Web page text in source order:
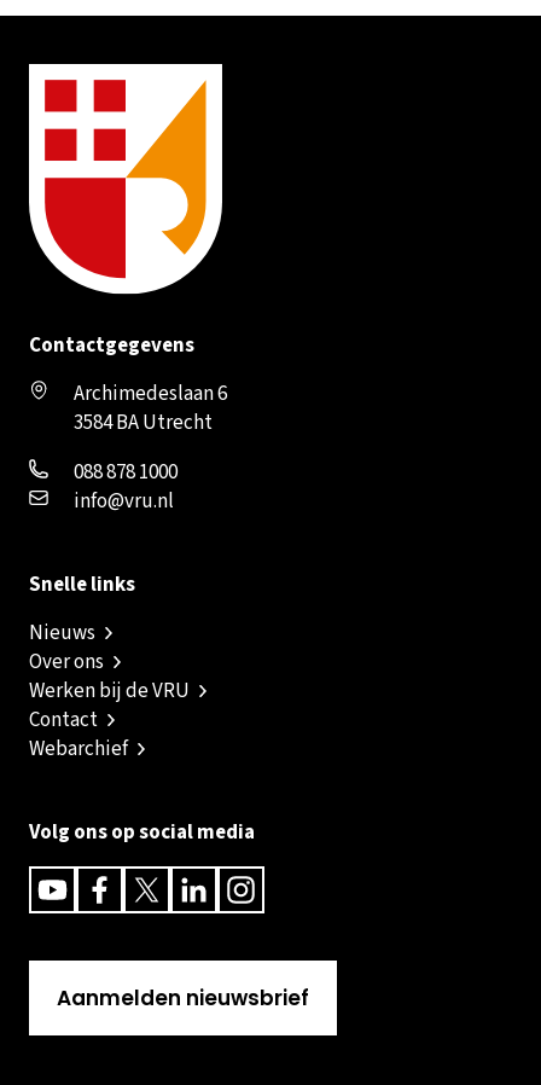
Contactgegevens
Archimedeslaan 6
3584 BA Utrecht
088 878 1000
info@vru.nl
Snelle links
Nieuws
Over ons
Werken bij de VRU
Contact
Webarchief
Volg ons op social media
YoutubeFacebookTwitterLinkedinInstagram
Aanmelden nieuwsbrief